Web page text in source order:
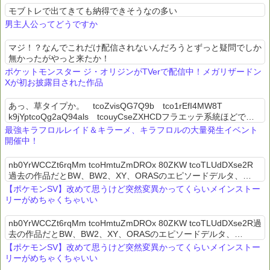
モブトレで出てきても納得できそうなの多い
男主人公ってどうですか
マジ！？なんでこれだけ配信されないんだろうとずっと疑問でしか
無かったがやっと来たか！
ポケットモンスター ジ・オリジンがTVerで配信中！メガリザードン
Xが初お披露目された作品
あっ、草タイプか。 tcoZvisQG7Q9b tco1rEfI4MW8T
k9jYptcoQg2aQ94als tcouyCseZXHCDフラエッテ系統ほどでは
ないにしろ草タイプに見えるからか蕾がマ...
最強キラフロルレイド＆キラーメ、キラフロルの大量発生イベント
開催中！
nb0YrWCCZt6rqMm tcoHmtuZmDROx 80ZKW tcoTLUdDXse2R
過去の作品だとBW、BW2、XY、ORASのエピソードデルタ、
USUM、レジェアルのエンディング後の...
【ポケモンSV】改めて思うけど突然変異かってくらいメインストー
リーがめちゃくちゃいい
nb0YrWCCZt6rqMm tcoHmtuZmDROx 80ZKW tcoTLUdDXse2R過
去の作品だとBW、BW2、XY、ORASのエピソードデルタ、
USUM、レジェアルのエンディング後のス...
【ポケモンSV】改めて思うけど突然変異かってくらいメインストー
リーがめちゃくちゃいい